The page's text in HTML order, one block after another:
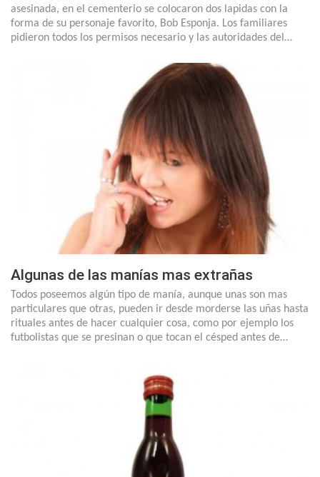
asesinada, en el cementerio se colocaron dos lapidas con la
forma de su personaje favorito, Bob Esponja. Los familiares
pidieron todos los permisos necesario y las autoridades del…
Algunas de las manías mas extrañas
Todos poseemos algún tipo de manía, aunque unas son mas
particulares que otras, pueden ir desde morderse las uñas hasta
rituales antes de hacer cualquier cosa, como por ejemplo los
futbolistas que se presinan o que tocan el césped antes de…